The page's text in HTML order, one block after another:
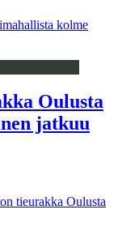
kolme
Oulusta
jatkuu
tieurakka Oulusta